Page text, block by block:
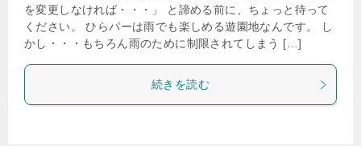
を変更しなければ・・・」 と諦める前に、ちょっと待って
ください。 ひらパーは雨でも楽しめる遊園地なんです。 し
かし・・・もちろん雨のために制限されてしまう […]
続きを読む